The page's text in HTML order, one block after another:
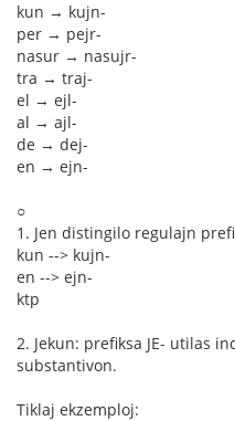
kun → kujn-
per → pejr-
nasur → nasujr-
tra → traj-
el → ejl-
al → ajl-
de → dej-
en → ejn-
○
1. Jen distingilo regulajn
kun --> kujn-
en --> ejn-
ktp
2. Jekun: prefiksa JE- utilas
substantivon.
Tiklaj ekzemploj: